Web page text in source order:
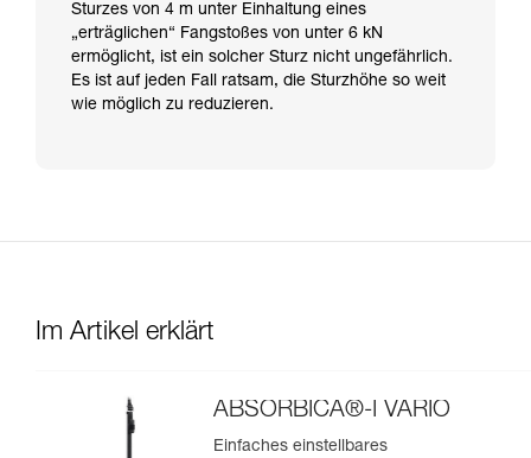
Sturzes von 4 m unter Einhaltung eines
„erträglichen“ Fangstoßes von unter 6 kN
ermöglicht, ist ein solcher Sturz nicht ungefährlich.
Es ist auf jeden Fall ratsam, die Sturzhöhe so weit
wie möglich zu reduzieren.
Im Artikel erklärt
ABSORBICA®-I VARIO
Einfaches einstellbares